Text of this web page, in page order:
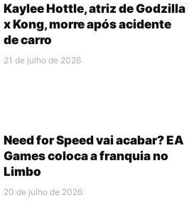
Kaylee Hottle, atriz de Godzilla
x Kong, morre após acidente
de carro
21 de julho de 2026
Need for Speed vai acabar? EA
Games coloca a franquia no
Limbo
20 de julho de 2026